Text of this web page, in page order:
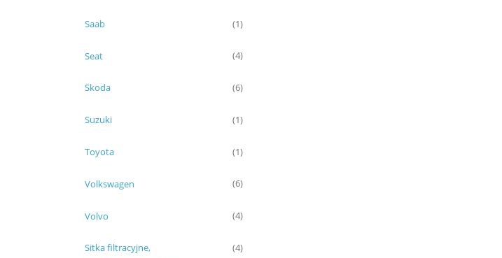
Saab (1)
Seat (4)
Skoda (6)
Suzuki (1)
Toyota (1)
Volkswagen (6)
Volvo (4)
Sitka filtracyjne,
(4)